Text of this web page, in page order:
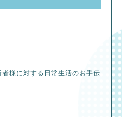
様に対する日常生活のお手伝